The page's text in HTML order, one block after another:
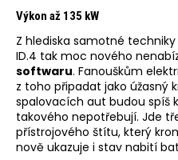
Výkon až 135 kW
Z hlediska samotné
ID.4 tak moc nového
softwaru. Fanouškům
z toho připadat jako úžasný
spalovacích aut budou spíš
takového nepotřebují. Jde
přístrojového štítu, který
nově ukazuje i stav nabití